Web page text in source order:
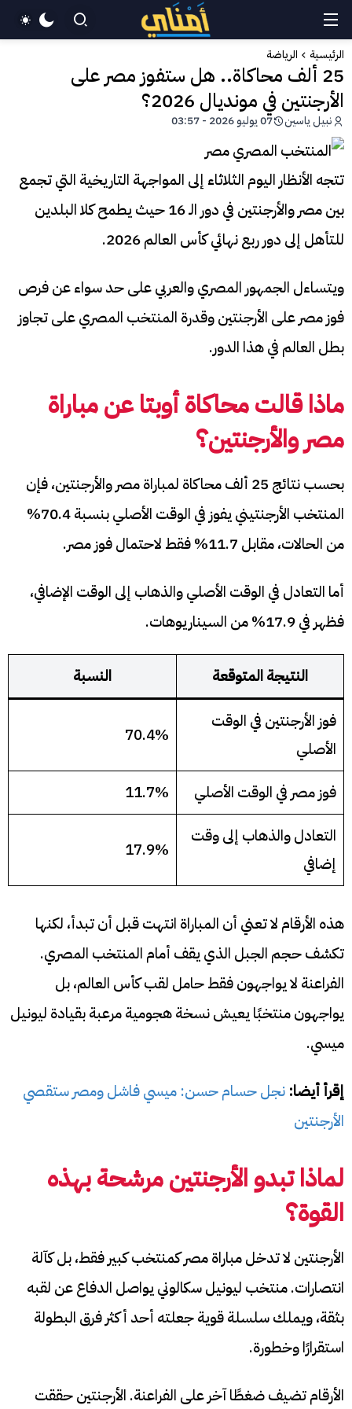
الرئيسية الرياضة
25 ألف محاكاة.. هل ستفوز مصر على
الأرجنتين في مونديال 2026؟
نبيل ياسين 07 يوليو 2026 - 03:57
تتجه الأنظار اليوم الثلاثاء إلى المواجهة التاريخية التي تجمع
بين مصر والأرجنتين في دور الـ 16 حيث يطمح كلا البلدين
للتأهل إلى دور ربع نهائي كأس العالم 2026.
ويتساءل الجمهور المصري والعربي على حد سواء عن فرص
فوز مصر على الأرجنتين وقدرة المنتخب المصري على تجاوز
بطل العالم في هذا الدور.
ماذا قالت محاكاة أوبتا عن مباراة
مصر والأرجنتين؟
بحسب نتائج 25 ألف محاكاة لمباراة مصر والأرجنتين، فإن
المنتخب الأرجنتيني يفوز في الوقت الأصلي بنسبة 70.4%
من الحالات، مقابل 11.7% فقط لاحتمال فوز مصر.
أما التعادل في الوقت الأصلي والذهاب إلى الوقت الإضافي،
فظهر في 17.9% من السيناريوهات.
النتيجة المتوقعة
النسبة
فوز الأرجنتين في الوقت
الأصلي
70.4%
فوز مصر في الوقت الأصلي
11.7%
التعادل والذهاب إلى وقت
إضافي
17.9%
هذه الأرقام لا تعني أن المباراة انتهت قبل أن تبدأ، لكنها
تكشف حجم الجبل الذي يقف أمام المنتخب المصري.
الفراعنة لا يواجهون فقط حامل لقب كأس العالم، بل
يواجهون منتخبًا يعيش نسخة هجومية مرعبة بقيادة ليونيل
ميسي.
إقرأ أيضا: نجل حسام حسن: ميسي فاشل ومصر ستقصي
الأرجنتين
لماذا تبدو الأرجنتين مرشحة بهذه
القوة؟
الأرجنتين لا تدخل مباراة مصر كمنتخب كبير فقط، بل كآلة
انتصارات. منتخب ليونيل سكالوني يواصل الدفاع عن لقبه
بثقة، ويملك سلسلة قوية جعلته أحد أكثر فرق البطولة
استقرارًا وخطورة.
الأرقام تضيف ضغطًا آخر على الفراعنة. الأرجنتين حققت